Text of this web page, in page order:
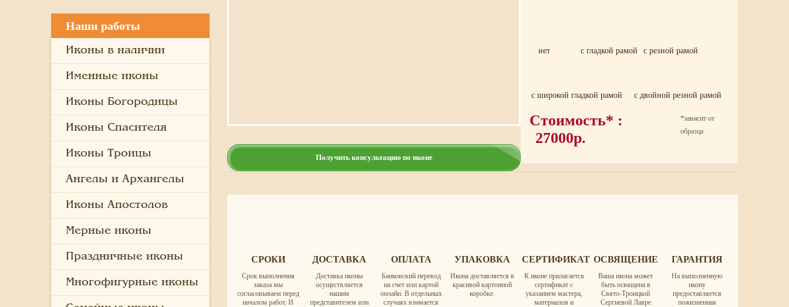
Наши работы
Иконы в наличии
Именные иконы
Иконы Богородицы
Иконы Спасителя
Иконы Троицы
Ангелы и Архангелы
Иконы Апостолов
Мерные иконы
Праздничные иконы
Многофигурные иконы
Получить консультацию по иконе
нет с гладкой рамой с резной рамой
с широкой гладкой рамой с двойной резной рамой
Стоимость* :
27000р.
*зависит от
образца
СРОКИ
Срок выполнения
заказа мы
согласовываем перед
началом работ. И
ДОСТАВКА
Доставка иконы
осуществляется
нашим
представителем или
ОПЛАТА
Банковский перевод
на счет или картой
онлайн. В отдельных
случаях взимается
УПАКОВКА
Икона доставляется в
красивой картонной
коробке.
СЕРТИФИКАТ
К иконе прилагается
сертификат с
указанием мастера,
материалов и
ОСВЯЩЕНИЕ
Ваша икона может
быть освящена в
Свято-Троицкой
Сергиевой Лавре
ГАРАНТИЯ
На выполненную
икону
предоставляется
пожизненная